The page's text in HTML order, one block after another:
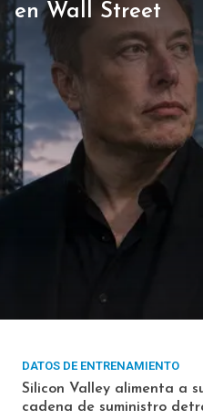
en Wall Street
DATOS DE ENTRENAMIENTO
Silicon Valley alimenta a
cadena de suministro